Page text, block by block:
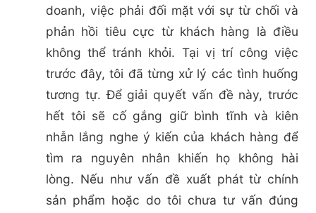
doanh, việc phải đối mặt với sự từ chối và
phản hồi tiêu cực từ khách hàng là điều
không thể tránh khỏi. Tại vị trí công việc
trước đây, tôi đã từng xử lý các tình huống
tương tự. Để giải quyết vấn đề này, trước
hết tôi sẽ cố gắng giữ bình tĩnh và kiên
nhẫn lắng nghe ý kiến của khách hàng để
tìm ra nguyên nhân khiến họ không hài
lòng. Nếu như vấn đề xuất phát từ chính
sản phẩm hoặc do tôi chưa tư vấn đúng